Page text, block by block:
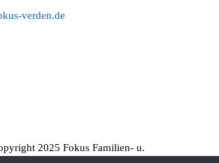
verden.de
2025 Fokus Familien- u.